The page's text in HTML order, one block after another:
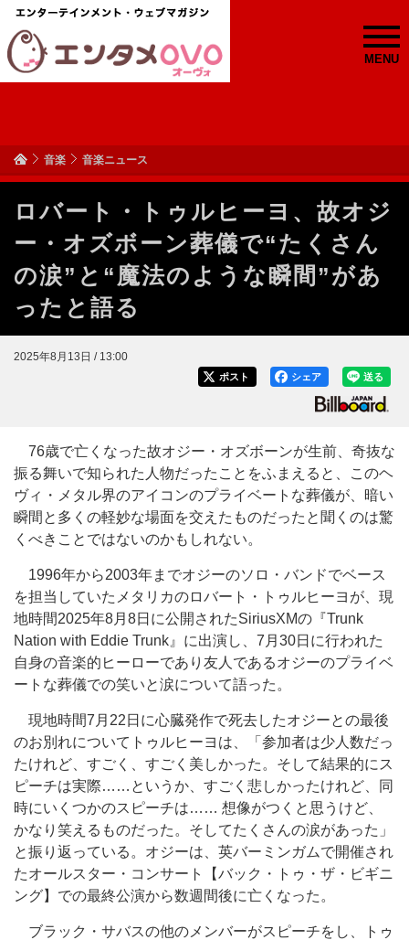
MENU
音楽 音楽ニュース
ロバート・トゥルヒーヨ、故オジ
ー・オズボーン葬儀で“たくさん
の涙”と“魔法のような瞬間”があ
ったと語る
2025年8月13日 / 13:00
送る
シェア
ポスト
76歳で亡くなった故オジー・オズボーンが生前、奇抜な
振る舞いで知られた人物だったことをふまえると、このヘ
ヴィ・メタル界のアイコンのプライベートな葬儀が、暗い
瞬間と多くの軽妙な場面を交えたものだったと聞くのは驚
くべきことではないのかもしれない。
1996年から2003年までオジーのソロ・バンドでベース
を担当していたメタリカのロバート・トゥルヒーヨが、現
地時間2025年8月8日に公開されたSiriusXMの『Trunk
Nation with Eddie Trunk』に出演し、7月30日に行われた
自身の音楽的ヒーローであり友人であるオジーのプライベ
ートな葬儀での笑いと涙について語った。
現地時間7月22日に心臓発作で死去したオジーとの最後
のお別れについてトゥルヒーヨは、「参加者は少人数だっ
たけれど、すごく、すごく美しかった。そして結果的にス
ピーチは実際……というか、すごく悲しかったけれど、同
時にいくつかのスピーチは…… 想像がつくと思うけど、
かなり笑えるものだった。そしてたくさんの涙があった」
と振り返っている。オジーは、英バーミンガムで開催され
たオールスター・コンサート【バック・トゥ・ザ・ビギニ
ング】での最終公演から数週間後に亡くなった。
ブラック・サバスの他のメンバーがスピーチをし、トゥ